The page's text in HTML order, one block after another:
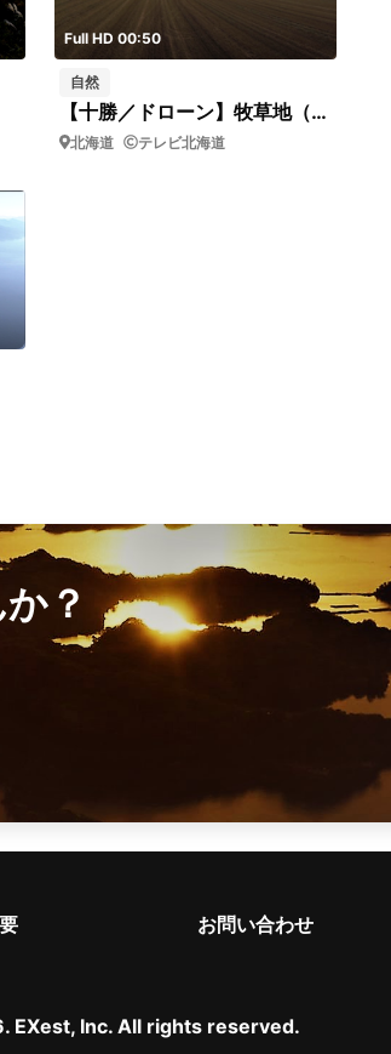
Full HD 00:50
自然
【十勝／ドローン】牧草地（ドリー・上昇）
北海道 テレビ北海道
？
お問い合わせ
EXest, Inc. All rights reserved.